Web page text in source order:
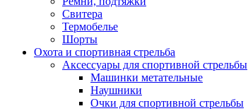
Свитера
Термобелье
Шорты
Охота и спортивная стрельба
Аксессуары для спортивной стрельбы
Машинки метательные
Наушники
Очки для спортивной стрельбы